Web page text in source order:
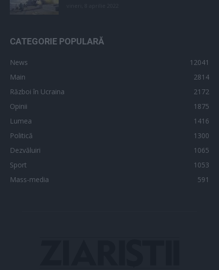
CATEGORIE POPULARĂ
News
12041
Main
2814
Război în Ucraina
2172
Opinii
1875
Lumea
1416
Politică
1300
Dezvăluiri
1065
Sport
1053
Mass-media
591